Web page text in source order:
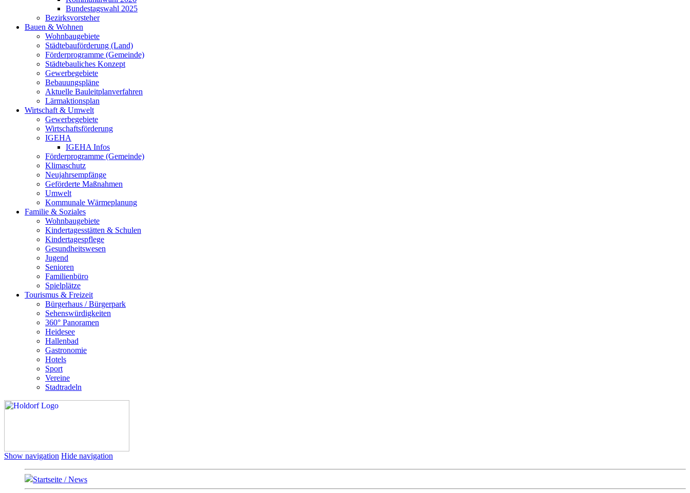
Bundestagswahl 2025
Bezirksvorsteher
Bauen & Wohnen
Wohnbaugebiete
Städtebauförderung (Land)
Förderprogramme (Gemeinde)
Städtebauliches Konzept
Gewerbegebiete
Bebauungspläne
Aktuelle Bauleitplanverfahren
Lärmaktionsplan
Wirtschaft & Umwelt
Gewerbegebiete
Wirtschaftsförderung
IGEHA
IGEHA Infos
Förderprogramme (Gemeinde)
Klimaschutz
Neujahrsempfänge
Geförderte Maßnahmen
Umwelt
Kommunale Wärmeplanung
Familie & Soziales
Wohnbaugebiete
Kindertagesstätten & Schulen
Kindertagespflege
Gesundheitswesen
Jugend
Senioren
Familienbüro
Spielplätze
Tourismus & Freizeit
Bürgerhaus / Bürgerpark
Sehenswürdigkeiten
360° Panoramen
Heidesee
Hallenbad
Gastronomie
Hotels
Sport
Vereine
Stadtradeln
Show navigation Hide navigation
Startseite / News